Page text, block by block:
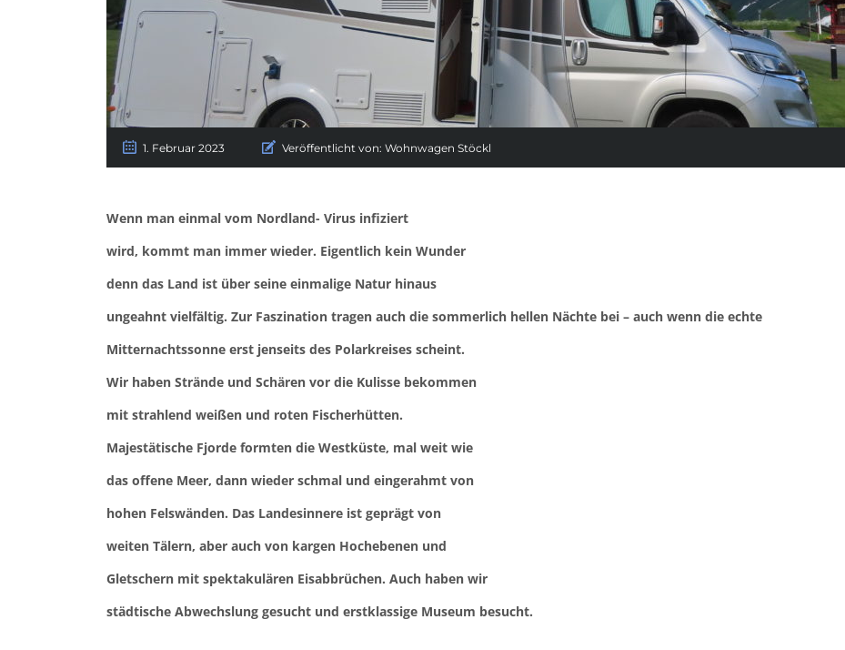
1. Februar 2023 Veröffentlicht von: Wohnwagen Stöckl
Wenn man einmal vom Nordland- Virus infiziert
wird, kommt man immer wieder. Eigentlich kein Wunder
denn das Land ist über seine einmalige Natur hinaus
ungeahnt vielfältig. Zur Faszination tragen auch die sommerlich hellen Nächte bei – auch wenn die echte
Mitternachtssonne erst jenseits des Polarkreises scheint.
Wir haben Strände und Schären vor die Kulisse bekommen
mit strahlend weißen und roten Fischerhütten.
Majestätische Fjorde formten die Westküste, mal weit wie
das offene Meer, dann wieder schmal und eingerahmt von
hohen Felswänden. Das Landesinnere ist geprägt von
weiten Tälern, aber auch von kargen Hochebenen und
Gletschern mit spektakulären Eisabbrüchen. Auch haben wir
städtische Abwechslung gesucht und erstklassige Museum besucht.